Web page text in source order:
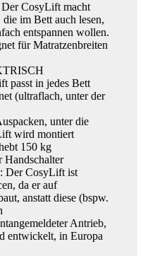
CosyLift macht
im Bett auch lesen,
entspannen wollen.
für Matratzenbreiten
passt in jedes Bett
(ultraflach, unter der
unter die
wird montiert
150 kg
Handschalter
Der CosyLift ist
da er auf
anstatt diese (bspw.
Antrieb,
entwickelt, in Europa